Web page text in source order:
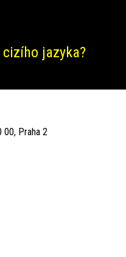
jazyka?
00, Praha 2